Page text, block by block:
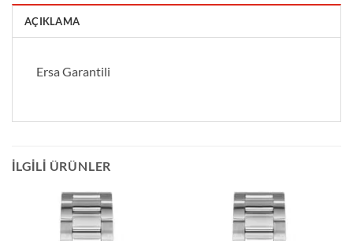
AÇIKLAMA
Ersa Garantili
İLGILI ÜRÜNLER